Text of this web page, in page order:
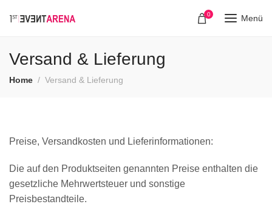
0 Menü
Versand & Lieferung
Home Versand & Lieferung
Preise, Versandkosten und Lieferinformationen:
Die auf den Produktseiten genannten Preise enthalten die
gesetzliche Mehrwertsteuer und sonstige
Preisbestandteile.